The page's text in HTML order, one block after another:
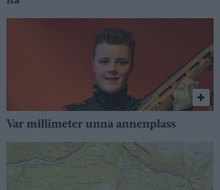
Var millimeter unna annenplass